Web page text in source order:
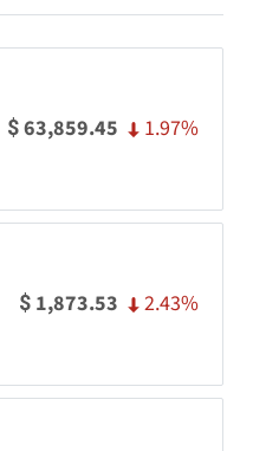
$63,859.45 1.97%
$ 1,873.53 2.43%